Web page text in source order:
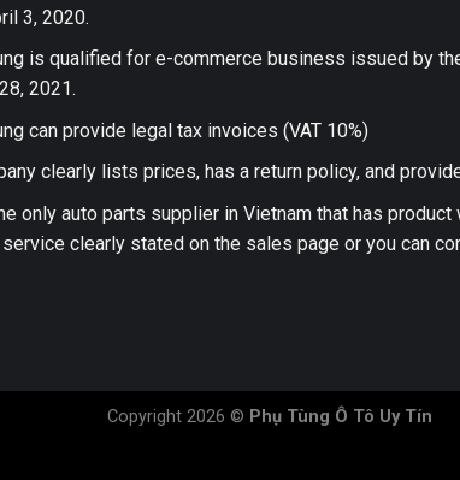
3, 2020.
is qualified for e-commerce business issued by
2021.
can provide legal tax invoices (VAT 10%)
clearly lists prices, has a return policy, and
only auto parts supplier in Vietnam that has
service clearly stated on the sales page or you can
Copyright 2026 © Phụ Tùng Ô Tô Uy Tín